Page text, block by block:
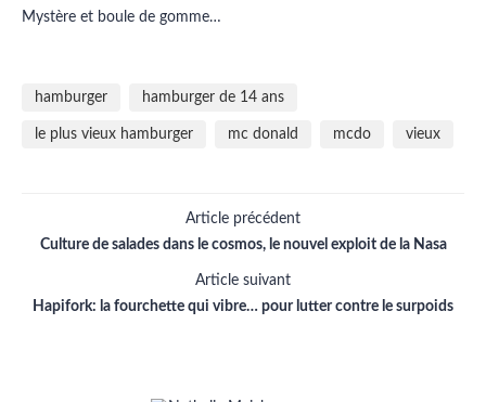
Mystère et boule de gomme…
hamburger hamburger de 14 ans
le plus vieux hamburger mc donald mcdo vieux
Article précédent
Culture de salades dans le cosmos, le nouvel exploit de la Nasa
Article suivant
Hapifork: la fourchette qui vibre… pour lutter contre le surpoids